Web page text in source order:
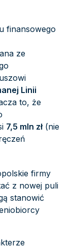
finansowego
ze
Linii
to, że
7,5 mln zł(nie
firmy
z nowej puli
stanowić